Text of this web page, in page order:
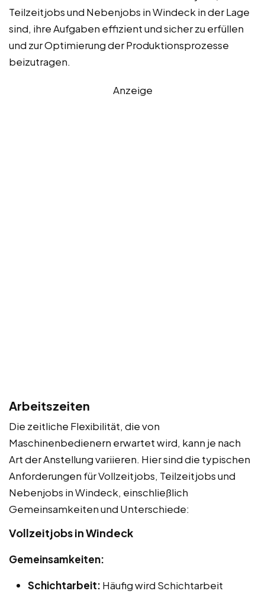
Teilzeitjobs und Nebenjobs in Windeck in der Lage
sind, ihre Aufgaben effizient und sicher zu erfüllen
und zur Optimierung der Produktionsprozesse
beizutragen.
Anzeige
Arbeitszeiten
Die zeitliche Flexibilität, die von
Maschinenbedienern erwartet wird, kann je nach
Art der Anstellung variieren. Hier sind die typischen
Anforderungen für Vollzeitjobs, Teilzeitjobs und
Nebenjobs in Windeck, einschließlich
Gemeinsamkeiten und Unterschiede:
Vollzeitjobs in Windeck
Gemeinsamkeiten:
Schichtarbeit: Häufig wird Schichtarbeit